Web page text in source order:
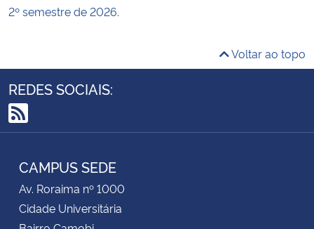
2º semestre de 2026.
Voltar ao topo
REDES SOCIAIS:
RSS
CAMPUS SEDE
Av. Roraima nº 1000
Cidade Universitária